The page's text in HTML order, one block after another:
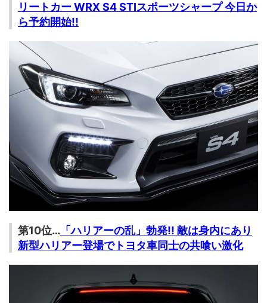
リートカー WRX S4 STIスポーツシャープ 今日か
ら予約開始!!
第10位… 「ハリアーの乱」勃発!! 敵は身内にあり
新型ハリアー登場でトヨタ車同士の共喰い激化